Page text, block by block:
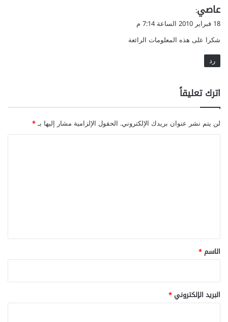
ي
ق
ل
عاصي:
18 فبراير 2010 الساعة 7:14 م
شكرا على هذه المعلومات الرائعة
رد
اترك تعليقاً
لن يتم نشر عنوان بريدك الإلكتروني. الحقول الإلزامية مشار إليها بـ*
*
الاسم*
البريد الإلكتروني*